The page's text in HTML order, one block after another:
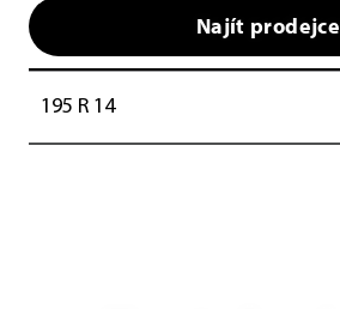
Najít prodejce
195 R 14